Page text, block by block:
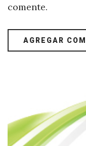
comente.